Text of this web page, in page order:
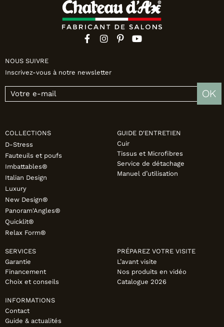
NOUS SUIVRE
Inscrivez-vous à notre newsletter
OK
COLLECTIONS
D-Stress
Fauteuils et poufs
Imbattables®
Italian Design
Luxury
New Design®
Panoram'Angles®
Quicklit®
Relax Form®
GUIDE D'ENTRETIEN
Cuir
Tissus et Microfibres
Service de détachage
Manuel d’utilisation
SERVICES
Garantie
Financement
Choix et conseils
PRÉPAREZ VOTRE VISITE
L’avant visite
Nos produits en vidéo
Catalogue 2026
INFORMATIONS
Contact
Guide & actualités